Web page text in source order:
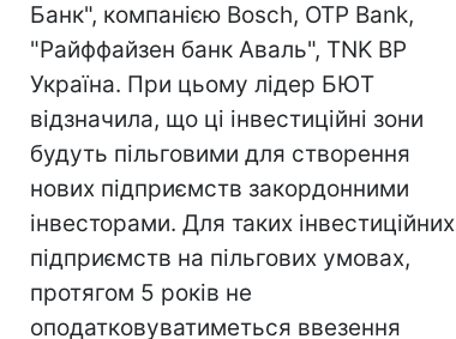
Банк", компанією Bosch, OTP Bank,
"Райффайзен банк Аваль", TNK BP
Україна. При цьому лідер БЮТ
відзначила, що ці інвестиційні зони
будуть пільговими для створення
нових підприємств закордонними
інвесторами. Для таких інвестиційних
підприємств на пільгових умовах,
протягом 5 років не
оподатковуватиметься ввезення